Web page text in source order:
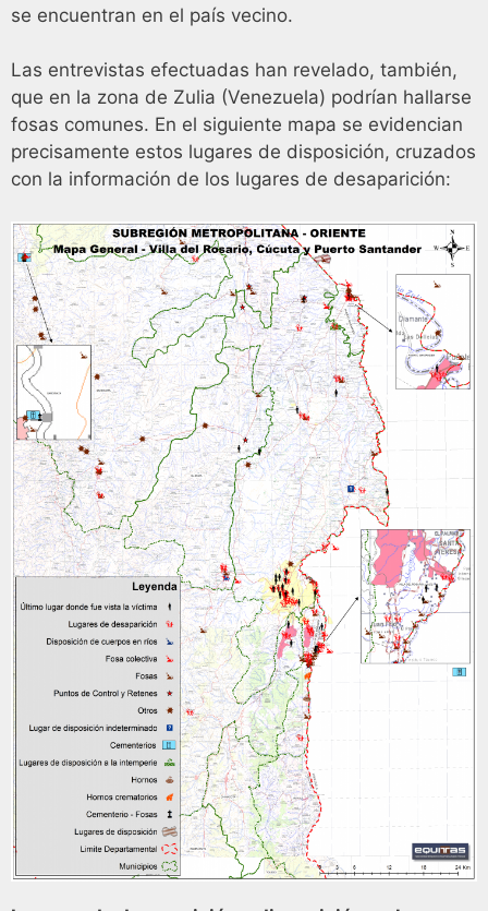
se encuentran en el país vecino.
Las entrevistas efectuadas han revelado, también,
que en la zona de Zulia (Venezuela) podrían hallarse
fosas comunes. En el siguiente mapa se evidencian
precisamente estos lugares de disposición, cruzados
con la información de los lugares de desaparición: